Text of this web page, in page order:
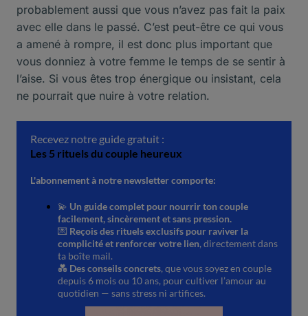
probablement aussi que vous n’avez pas fait la paix
avec elle dans le passé. C’est peut-être ce qui vous
a amené à rompre, il est donc plus important que
vous donniez à votre femme le temps de se sentir à
l’aise. Si vous êtes trop énergique ou insistant, cela
ne pourrait que nuire à votre relation.